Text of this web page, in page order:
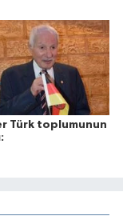
Türk toplumunun